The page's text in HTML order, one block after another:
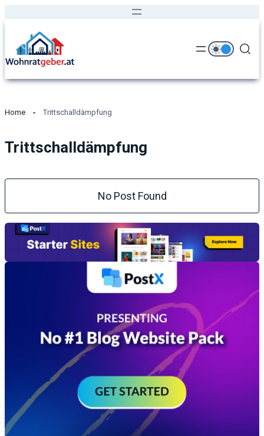
Home Trittschalldämpfung
Trittschalldämpfung
No Post Found